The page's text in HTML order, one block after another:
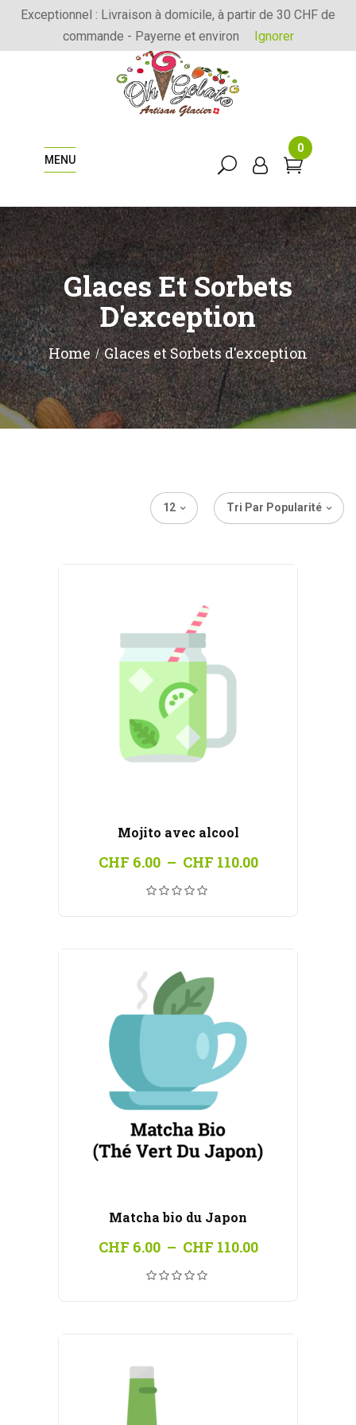
Exceptionnel : Livraison à domicile, à partir de 30 CHF de
commande - Payerne et environ
Ignorer
MENU
0
Glaces Et Sorbets
D'exception
Home Glaces et Sorbets d'exception
Tri Par Popularité
12
Mojito avec alcool
CHF 6.00 – CHF 110.00Plage
Matcha bio du Japon
CHF 6.00 – CHF 110.00Plage